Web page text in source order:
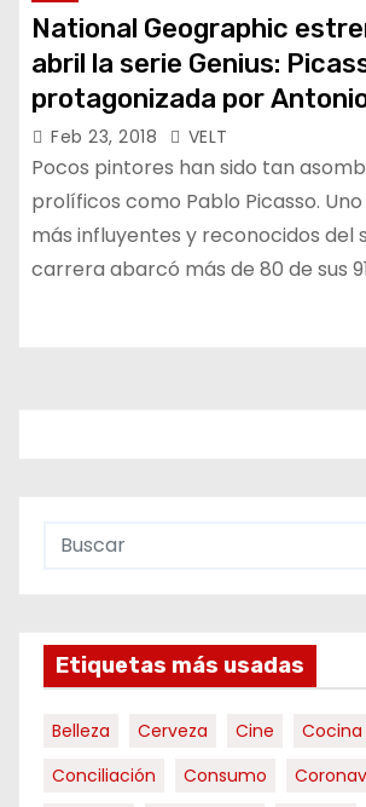
National Geographic
abril la serie Genius:
protagonizada por
Feb 23, 2018 VELT
Pocos pintores han sido tan
prolíficos como Pablo Picasso.
más influyentes y reconocidos del
carrera abarcó más de 80 de sus
Etiquetas más usadas
Belleza Cerveza Cine
Cocina
Conciliación
Consumo